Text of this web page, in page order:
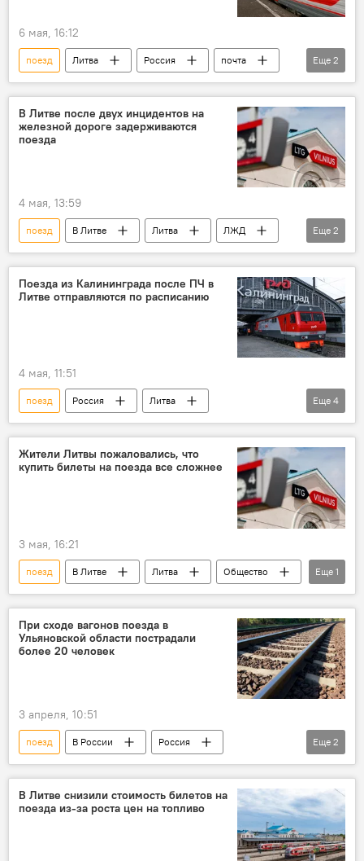
6 мая, 16:12
поезд Литва Россия
почта
Блокада калининградского транзита
Госдума РФ
Еще 2
В Литве после двух инцидентов на
железной дороге задерживаются
поезда
4 мая, 13:59
поезд В Литве Литва
ЛЖД
Железные дороги Литвы
Аварии на железной дороге в Литве
Еще 2
Поезда из Калининграда после ПЧ в
Литве отправляются по расписанию
4 мая, 11:51
поезд Россия
Литва
Калининград
железная дорога
Общество
Аварии на железной дороге в Литве
Еще 4
Жители Литвы пожаловались, что
купить билеты на поезда все сложнее
3 мая, 16:21
поезд В Литве Литва
Общество
Борьба с ростом цен на топливо в Литве
Еще 1
При сходе вагонов поезда в
Ульяновской области пострадали
более 20 человек
3 апреля, 10:51
поезд В России
Россия
Происшествия
Общество
Еще 2
В Литве снизили стоимость билетов на
поезда из‑за роста цен на топливо